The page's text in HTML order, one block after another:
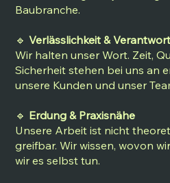
Baubranche.
🔹Verlässlichkeit &
Wir halten unser Wort. Zeit,
Sicherheit stehen bei uns an
unsere Kunden und unser
🔹 Erdung & Praxisnähe
Unsere Arbeit ist nicht
greifbar. Wir wissen, wovon
wir es selbst tun.